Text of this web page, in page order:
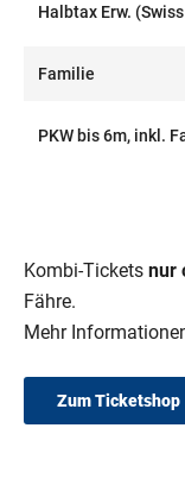
Halbtax Erw.
Familie
PKW bis 6m, inkl.
Kombi-Tickets nur
Fähre.
Mehr
Zum Ticketshop